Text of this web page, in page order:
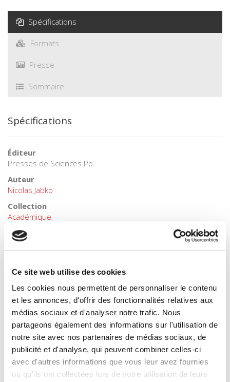
Ce site web utilise des cookies
Les cookies nous permettent de personnaliser le contenu
et les annonces, d'offrir des fonctionnalités relatives aux
médias sociaux et d'analyser notre trafic. Nous
partageons également des informations sur l'utilisation de
notre site avec nos partenaires de médias sociaux, de
publicité et d'analyse, qui peuvent combiner celles-ci
avec d'autres informations que vous leur avez fournies
ou qu'ils ont collectées lors de votre utilisation de leurs
Spécifications
Formats
Presse
Sommaire
Spécifications
Éditeur
Presses de Sciences Po
Auteur
Nicolas Jabko
Collection
Académique
Langue
français
Internet Hierarchy> CONCOURS>
Catégorie (éditeur)
Internet Hierarchy >Europe>Construction européenne
Catégorie (éditeur)
Internet Hierarchy>Europe>Politiques européennes
Catégorie (éditeur)
Internet Hierarchy>Europe
Catégorie (éditeur)
Internet Hierarchy>Histoire